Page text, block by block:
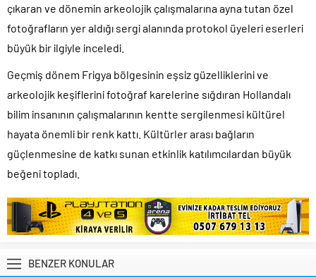
çıkaran ve dönemin arkeolojik çalışmalarına ayna tutan özel
fotoğrafların yer aldığı sergi alanında protokol üyeleri eserleri
büyük bir ilgiyle inceledi.
Geçmiş dönem Frigya bölgesinin eşsiz güzelliklerini ve
arkeolojik keşiflerini fotoğraf karelerine sığdıran Hollandalı
bilim insanının çalışmalarının kentte sergilenmesi kültürel
hayata önemli bir renk kattı. Kültürler arası bağların
güçlenmesine de katkı sunan etkinlik katılımcılardan büyük
beğeni topladı.
BENZER KONULAR